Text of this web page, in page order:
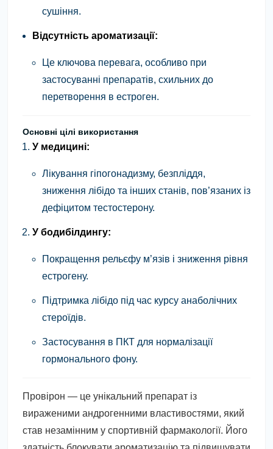
сушіння.
Відсутність ароматизації:
Це ключова перевага, особливо при
застосуванні препаратів, схильних до
перетворення в естроген.
Основні цілі використання
У медицині:
Лікування гіпогонадизму, безпліддя,
зниження лібідо та інших станів, пов’язаних із
дефіцитом тестостерону.
У бодибілдингу:
Покращення рельєфу м’язів і зниження рівня
естрогену.
Підтримка лібідо під час курсу анаболічних
стероїдів.
Застосування в ПКТ для нормалізації
гормонального фону.
Провірон — це унікальний препарат із
вираженими андрогенними властивостями, який
став незамінним у спортивній фармакології. Його